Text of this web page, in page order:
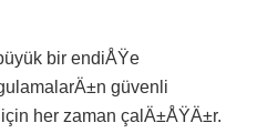
bir endiÅŸe
güvenli
her zaman çalÄ±ÅŸÄ±r.